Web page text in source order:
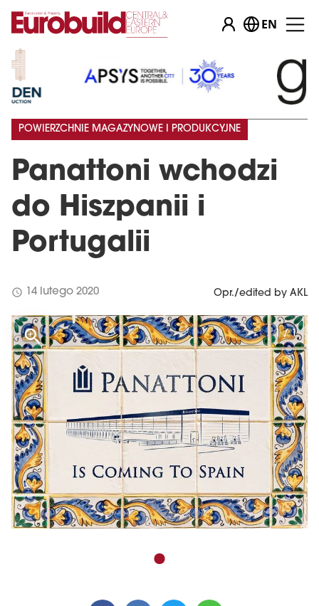
EN
Panattoni wchodzi
do Hiszpanii i
Portugalii
POWIERZCHNIE MAGAZYNOWE I PRODUKCYJNE
schedule 14 lutego 2020 Opr./edited by AKL
1 / 1